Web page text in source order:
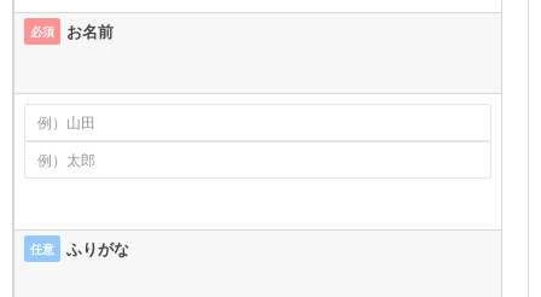
必須 お名前
任意 ふりがな